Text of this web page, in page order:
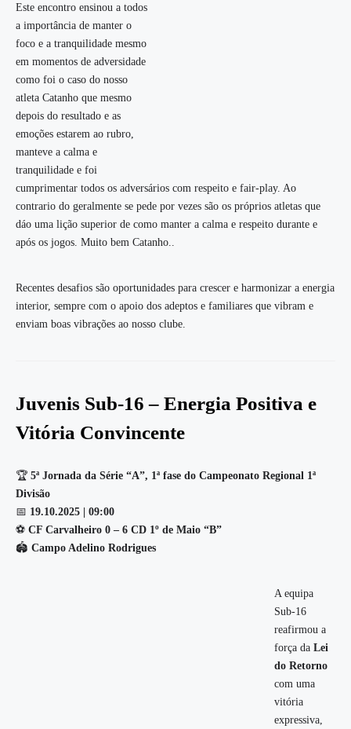
Este encontro ensinou a todos
a importância de manter o
foco e a tranquilidade mesmo
em momentos de adversidade
como foi o caso do nosso
atleta Catanho que mesmo
depois do resultado e as
emoções estarem ao rubro,
manteve a calma e
tranquilidade e foi
cumprimentar todos os adversários com respeito e fair-play. Ao
contrario do geralmente se pede por vezes são os próprios atletas que
dáo uma lição superior de como manter a calma e respeito durante e
após os jogos. Muito bem Catanho..
Recentes desafios são oportunidades para crescer e harmonizar a energia
interior, sempre com o apoio dos adeptos e familiares que vibram e
enviam boas vibrações ao nosso clube.
Juvenis Sub-16 – Energia Positiva e
Vitória Convincente
🏆 5ª Jornada da Série “A”, 1ª fase do Campeonato Regional 1ª
Divisão
📅 19.10.2025 | 09:00
⚽ CF Carvalheiro 0 – 6 CD 1º de Maio “B”
🏟️ Campo Adelino Rodrigues
A equipa
Sub-16
reafirmou a
força da Lei
do Retorno
com uma
vitória
expressiva,